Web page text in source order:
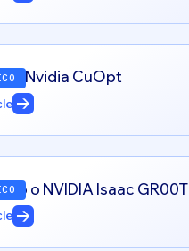
– Nvidia CuOpt
o NVIDIA Isaac GR00T